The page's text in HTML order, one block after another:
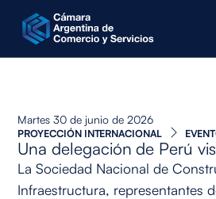
CONTACTO
Martes 30 de junio de 2026
PROYECCIÓN INTERNACIONAL
Una delegación de Perú
La Sociedad Nacional de
Infraestructura, representantes